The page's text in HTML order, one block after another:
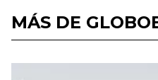
MÁS DE